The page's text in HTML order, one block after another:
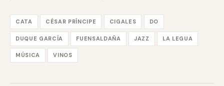
CATA CÉSAR PRÍNCIPE CIGALES DO
DUQUE GARCÍA FUENSALDAÑA JAZZ LA LEGUA
MÚSICA VINOS